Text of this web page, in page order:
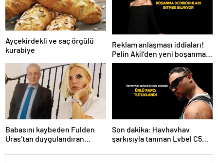
Ayçekirdekli ve saç örgülü
kurabiye
Reklam anlaşması iddiaları!
Pelin Akil’den yeni boşanma
açıklaması
Babasını kaybeden Fulden
Uras’tan duygulandıran
Son dakika: Havhavhav
şarkısıyla tanınan Lvbel C5